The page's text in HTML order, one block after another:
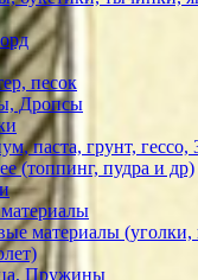
песок
Дропсы
паста, грунт, гессо,
(топпинг, пудра и др)
материалы (уголки,
Пружины